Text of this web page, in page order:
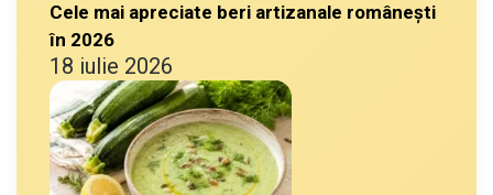
Cele mai apreciate beri artizanale românești
în 2026
18 iulie 2026